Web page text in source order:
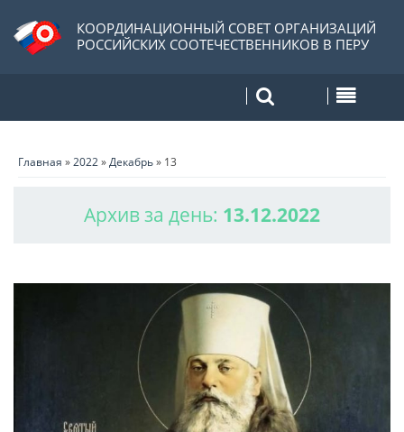
КООРДИНАЦИОННЫЙ СОВЕТ ОРГАНИЗАЦИЙ
РОССИЙСКИХ СООТЕЧЕСТВЕННИКОВ В ПЕРУ
Главная »2022»Декабрь» 13
Архив за день: 13.12.2022